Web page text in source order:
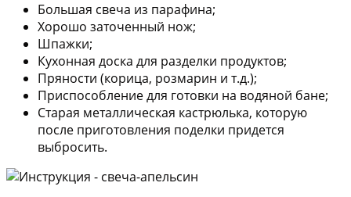
Большая свеча из парафина;
Хорошо заточенный нож;
Шпажки;
Кухонная доска для разделки продуктов;
Пряности (корица, розмарин и т.д.);
Приспособление для готовки на водяной бане;
Старая металлическая кастрюлька, которую
после приготовления поделки придется
выбросить.